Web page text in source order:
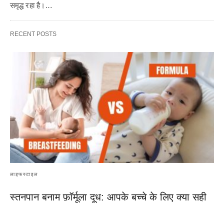
समृद्ध रहा है।…
RECENT POSTS
लाइफस्टाइल
स्तनपान बनाम फ़ॉर्मूला दूध: आपके बच्चे के लिए क्या सही